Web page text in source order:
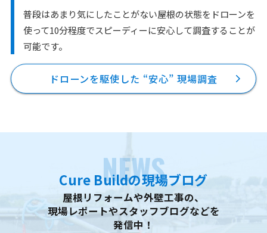
普段はあまり気にしたことがない屋根の状態をドローンを
使って10分程度でスピーディーに安心して調査することが
可能です。
ドローンを駆使した “安心” 現場調査
NEWS
Cure Buildの現場ブログ
屋根リフォームや外壁工事の、
現場レポートやスタッフブログなどを
発信中！